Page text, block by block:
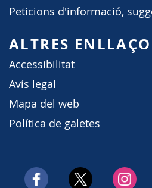
Peticions d'informació,
ALTRES
Accessibilitat
Avís legal
Mapa del web
Política de galetes